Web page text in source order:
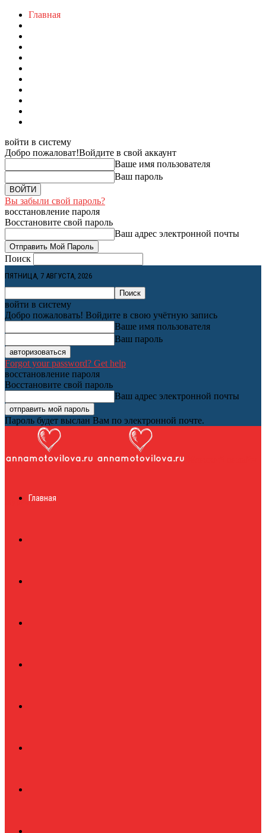
Главная
войти в систему
Добро пожаловат!Войдите в свой аккаунт
Ваше имя пользователя
Ваш пароль
Вы забыли свой пароль?
восстановление пароля
Восстановите свой пароль
Ваш адрес электронной почты
Поиск
ПЯТНИЦА, 7 АВГУСТА, 2026
войти в систему
Добро пожаловать! Войдите в свою учётную запись
Ваше имя пользователя
Ваш пароль
Forgot your password? Get help
восстановление пароля
Восстановите свой пароль
Ваш адрес электронной почты
Пароль будет выслан Вам по электронной почте.
журналГлавная